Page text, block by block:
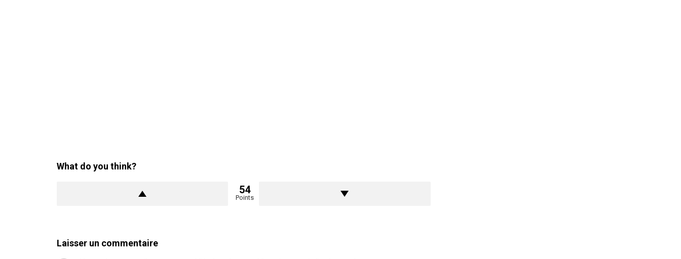
What do you think?
54
Points
Laisser un commentaire